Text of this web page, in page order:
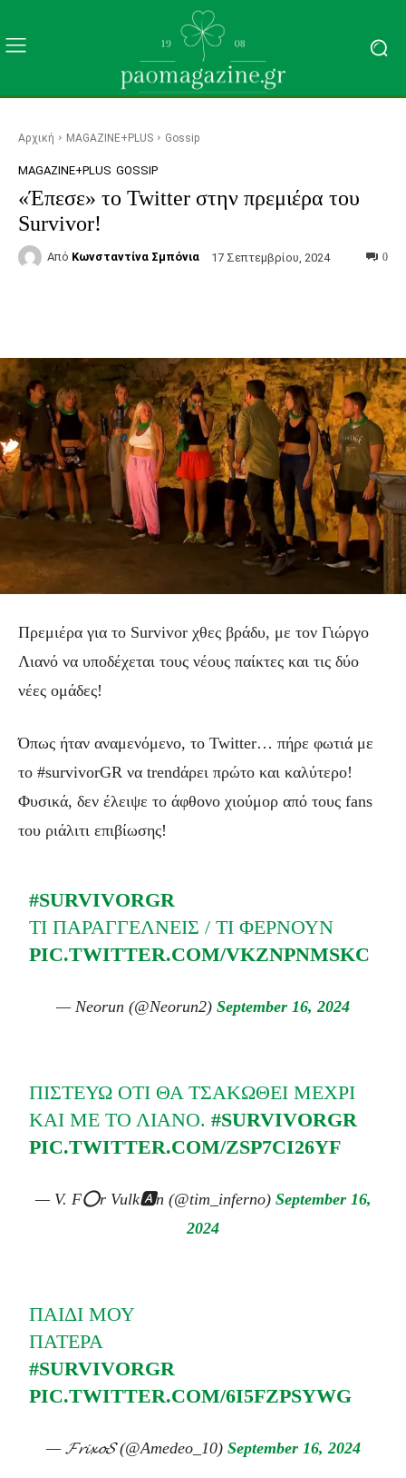
Αρχική MAGAZINE+PLUS Gossip
MAGAZINE+PLUS GOSSIP
«Έπεσε» το Twitter στην πρεμιέρα του
Survivor!
Από Κωνσταντίνα Σμπόνια 17 Σεπτεμβρίου, 2024 0
Πρεμιέρα για το Survivor χθες βράδυ, με τον Γιώργο
Λιανό να υποδέχεται τους νέους παίκτες και τις δύο
νέες ομάδες!
Όπως ήταν αναμενόμενο, το Twitter… πήρε φωτιά με
το #survivorGR να trendάρει πρώτο και καλύτερο!
Φυσικά, δεν έλειψε το άφθονο χιούμορ από τους fans
του ριάλιτι επιβίωσης!
#SURVIVORGR
ΤΙ ΠΑΡΑΓΓΈΛΝΕΙΣ / ΤΙ ΦΈΡΝΟΥΝ
PIC.TWITTER.COM/VKZNPNMSKC
— Neorun (@Neorun2) September 16, 2024
ΠΙΣΤΕΎΩ ΟΤΙ ΘΑ ΤΣΑΚΩΘΕΊ ΜΈΧΡΙ
ΚΑΙ ΜΕ ΤΟ ΛΙΑΝΌ.#SURVIVORGR
PIC.TWITTER.COM/ZSP7CI26YF
— V. F⭕r Vulk🅰️n (@tim_inferno) September 16,
2024
ΠΑΙΔΊ ΜΟΥ
ΠΑΤΈΡΑ
#SURVIVORGR
PIC.TWITTER.COM/6I5FZPSYWG
— 𝓕𝓻𝓲𝔁𝓸𝓢 (@Amedeo_10) September 16, 2024